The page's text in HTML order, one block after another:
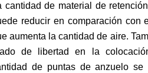
cantidad de material de
reducir en comparación con
aumenta la cantidad de aire.
de libertad en la
de puntas de anzuelo se